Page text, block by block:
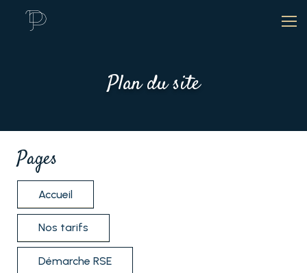
Plan du site
Pages
Accueil
Nos tarifs
Démarche RSE